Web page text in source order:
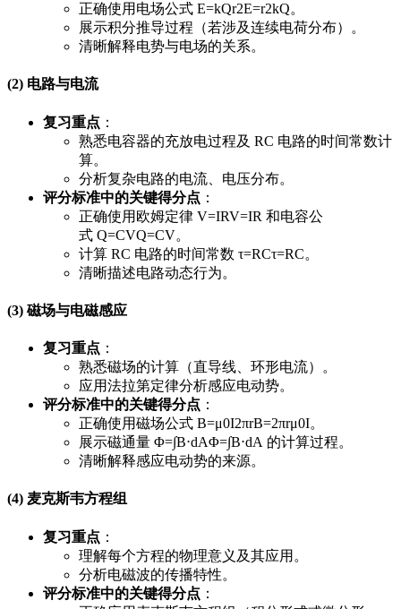
正确使用电场公式 E=kQr2E=r2kQ。
展示积分推导过程（若涉及连续电荷分布）。
清晰解释电势与电场的关系。
(2) 电路与电流
复习重点 ：
熟悉电容器的充放电过程及 RC 电路的时间常数计
算。
分析复杂电路的电流、电压分布。
评分标准中的关键得分点 ：
正确使用欧姆定律 V=IRV=IR 和电容公
式 Q=CVQ=CV。
计算 RC 电路的时间常数 τ=RCτ=RC。
清晰描述电路动态行为。
(3) 磁场与电磁感应
复习重点 ：
熟悉磁场的计算（直导线、环形电流）。
应用法拉第定律分析感应电动势。
评分标准中的关键得分点 ：
正确使用磁场公式 B=μ0I2πrB=2πrμ0I。
展示磁通量 Φ=∫B⋅dAΦ=∫B⋅dA 的计算过程。
清晰解释感应电动势的来源。
(4) 麦克斯韦方程组
复习重点 ：
理解每个方程的物理意义及其应用。
分析电磁波的传播特性。
评分标准中的关键得分点 ：